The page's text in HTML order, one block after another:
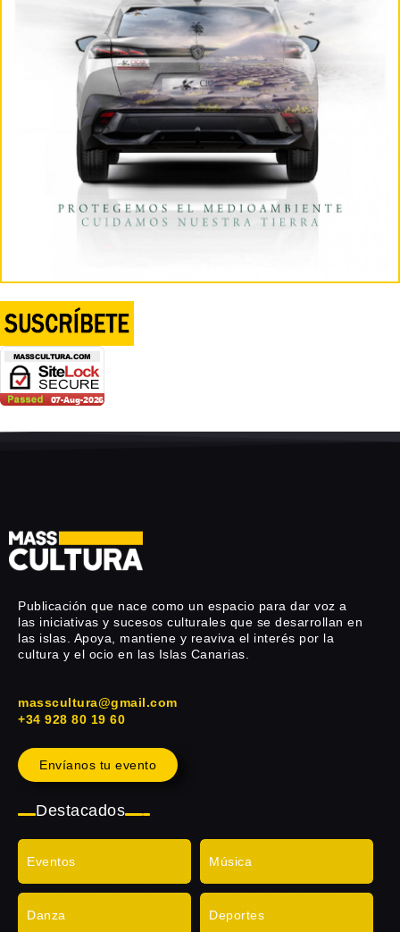
Publicación que nace como un espacio para dar voz a
las iniciativas y sucesos culturales que se desarrollan en
las islas. Apoya, mantiene y reaviva el interés por la
cultura y el ocio en las Islas Canarias.
masscultura@gmail.com
+34 928 80 19 60
Envíanos tu evento
Destacados
Eventos Música
Danza Deportes